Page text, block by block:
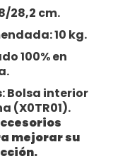
28,2 cm.
10 kg.
100% en
Bolsa interior
(X0TR01).
mejorar su